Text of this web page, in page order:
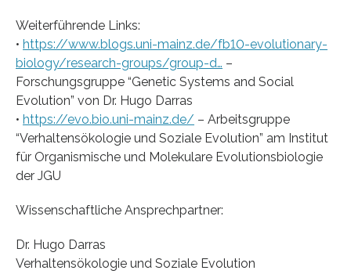
Weiterführende Links:
• https://www.blogs.uni-mainz.de/fb10-evolutionary-
biology/research-groups/group-d… –
Forschungsgruppe “Genetic Systems and Social
Evolution” von Dr. Hugo Darras
• https://evo.bio.uni-mainz.de/ – Arbeitsgruppe
“Verhaltensökologie und Soziale Evolution” am Institut
für Organismische und Molekulare Evolutionsbiologie
der JGU
Wissenschaftliche Ansprechpartner:
Dr. Hugo Darras
Verhaltensökologie und Soziale Evolution